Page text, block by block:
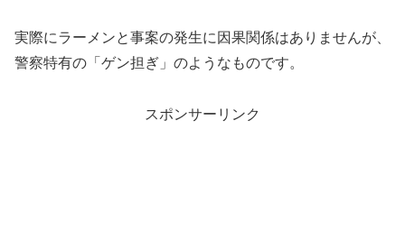
実際にラーメンと事案の発生に因果関係はありませんが、
警察特有の「ゲン担ぎ」のようなものです。
スポンサーリンク